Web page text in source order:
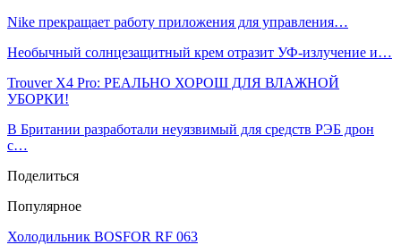
Nike прекращает работу приложения для управления…
Необычный солнцезащитный крем отразит УФ-излучение и…
Trouver X4 Pro: РЕАЛЬНО ХОРОШ ДЛЯ ВЛАЖНОЙ
УБОРКИ!
В Британии разработали неуязвимый для средств РЭБ дрон
с…
Поделиться
Популярное
Холодильник BOSFOR RF 063